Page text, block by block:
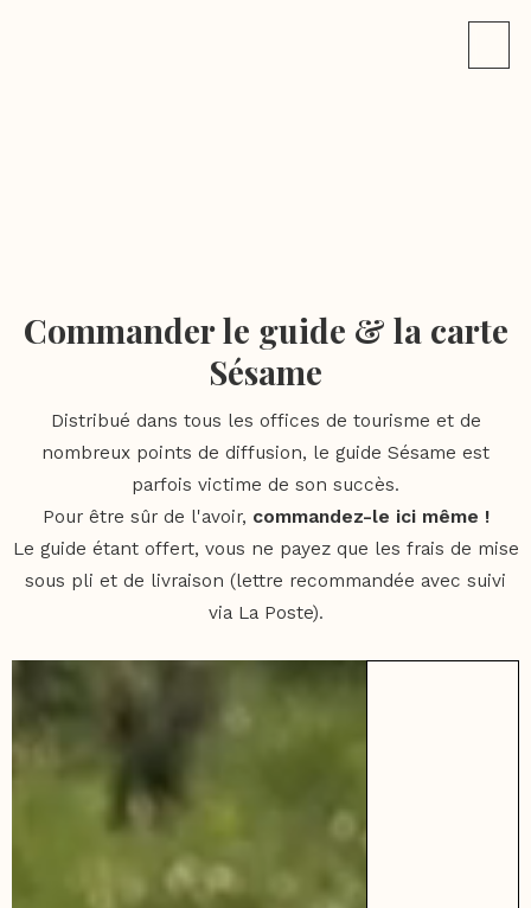
Commander le guide & la carte
Sésame
Distribué dans tous les offices de tourisme et de
nombreux points de diffusion, le guide Sésame est
parfois victime de son succès.
Pour être sûr de l'avoir, commandez-le ici même !
Le guide étant offert, vous ne payez que les frais de mise
sous pli et de livraison (lettre recommandée avec suivi
via La Poste).